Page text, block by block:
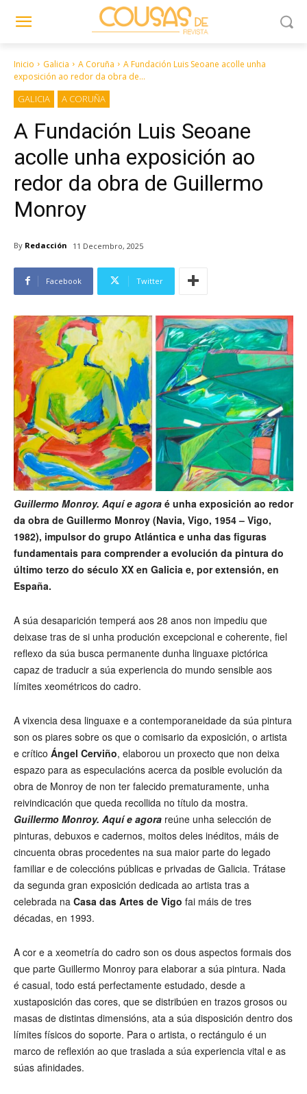
Inicio Galicia A Coruña
A Fundación Luis Seoane acolle unha
exposición ao redor da obra de...
GALICIA A CORUÑA
A Fundación Luis Seoane
acolle unha exposición ao
redor da obra de Guillermo
Monroy
By Redacción 11 Decembro, 2025
Facebook Twitter
Guillermo Monroy. Aquí e agora é unha exposición ao redor
da obra de Guillermo Monroy (Navia, Vigo, 1954 – Vigo,
1982), impulsor do grupo Atlántica e unha das figuras
fundamentais para comprender a evolución da pintura do
último terzo do século XX en Galicia e, por extensión, en
España.
A súa desaparición temperá aos 28 anos non impediu que
deixase tras de si unha produción excepcional e coherente, fiel
reflexo da súa busca permanente dunha linguaxe pictórica
capaz de traducir a súa experiencia do mundo sensible aos
límites xeométricos do cadro.
A vixencia desa linguaxe e a contemporaneidade da súa pintura
son os piares sobre os que o comisario da exposición, o artista
e crítico Ángel Cerviño, elaborou un proxecto que non deixa
espazo para as especulacións acerca da posible evolución da
obra de Monroy de non ter falecido prematuramente, unha
reivindicación que queda recollida no título da mostra.
Guillermo Monroy. Aquí e agora reúne unha selección de
pinturas, debuxos e cadernos, moitos deles inéditos, máis de
cincuenta obras procedentes na sua maior parte do legado
familiar e de coleccións públicas e privadas de Galicia. Trátase
da segunda gran exposición dedicada ao artista tras a
celebrada na Casa das Artes de Vigo fai máis de tres
décadas, en 1993.
A cor e a xeometría do cadro son os dous aspectos formais dos
que parte Guillermo Monroy para elaborar a súa pintura. Nada
é casual, todo está perfectamente estudado, desde a
xustaposición das cores, que se distribúen en trazos grosos ou
masas de distintas dimensións, ata a súa disposición dentro dos
límites físicos do soporte. Para o artista, o rectángulo é un
marco de reflexión ao que traslada a súa experiencia vital e as
súas afinidades.